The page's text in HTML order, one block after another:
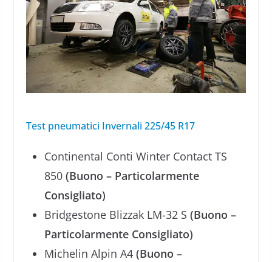
Test pneumatici Invernali 225/45 R17
Continental Conti Winter Contact TS
850 (Buono – Particolarmente
Consigliato)
Bridgestone Blizzak LM-32 S (Buono –
Particolarmente Consigliato)
Michelin Alpin A4 (Buono –